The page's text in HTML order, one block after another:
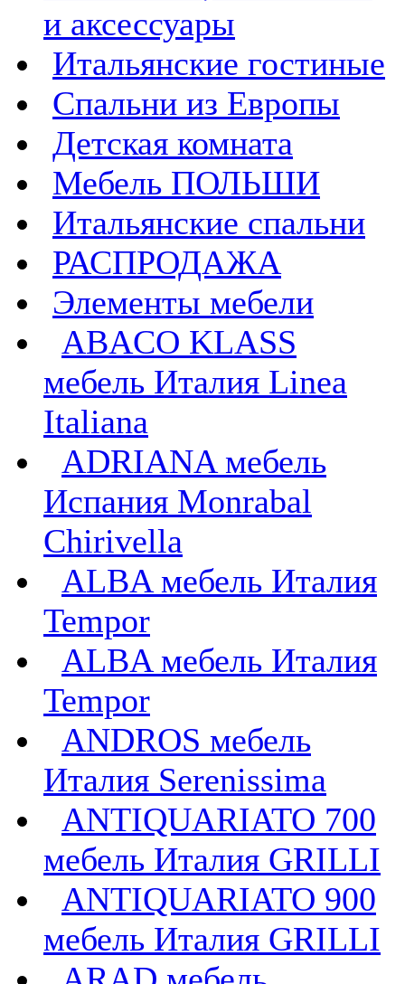
и аксессуары
Итальянские гостиные
Спальни из Европы
Детская комната
Мебель ПОЛЬШИ
Итальянские спальни
РАСПРОДАЖА
Элементы мебели
ABACO KLASS
мебель Италия Linea
Italiana
ADRIANA мебель
Испания Monrabal
Chirivella
ALBA мебель Италия
Tempor
ALBA мебель Италия
Tempor
ANDROS мебель
Италия Serenissima
ANTIQUARIATO 700
мебель Италия GRILLI
ANTIQUARIATO 900
мебель Италия GRILLI